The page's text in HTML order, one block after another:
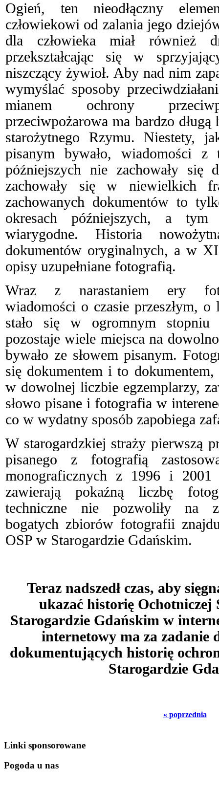
Ogień, ten nieodłączny
człowiekowi od zalania jego
dla człowieka miał również
przekształcając się w
niszczący żywioł. Aby nad nim
wymyślać sposoby
mianem ochrony
przeciwpożarowa ma bardzo długą
starożytnego Rzymu. Niestety,
pisanym bywało, wiadomości
późniejszych nie zachowały się
zachowały się w niewielkich
zachowanych dokumentów to
okresach późniejszych, a
wiarygodne. Historia
dokumentów oryginalnych, a w
opisy uzupełniane fotografią.
Wraz z narastaniem ery
wiadomości o czasie przeszłym,
stało się w ogromnym
pozostaje wiele miejsca na
bywało ze słowem pisanym.
się dokumentem i to
w dowolnej liczbie egzemplarzy,
słowo pisane i fotografia w
co w wydatny sposób zapobiega
W starogardzkiej straży pierwszą
pisanego z fotografią
monograficznych z 1996 i 2001
zawierają pokaźną liczbę
techniczne nie pozwoliły na
bogatych zbiorów fotografii
OSP w Starogardzie Gdańskim.
Teraz nadszedł czas, aby
ukazać historię Ochotniczej
Starogardzie Gdańskim w
internetowy ma za zadanie
dokumentujących historię
Starogardzie
« poprzednia
Linki sponsorowane
Pogoda u nas